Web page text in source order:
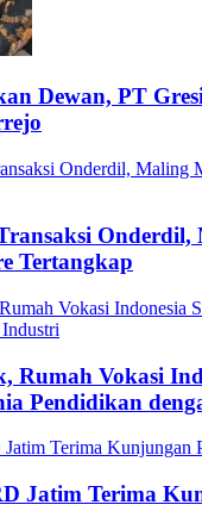
Dewan, PT
Tertangkap
Rumah Vokasi
Pendidikan
Jatim Terima